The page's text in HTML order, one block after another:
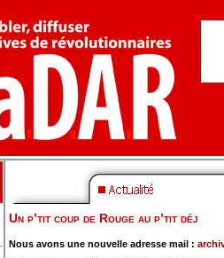
Un p’tit coup de Rouge au p’tit déj
Nous avons une nouvelle adresse mail :